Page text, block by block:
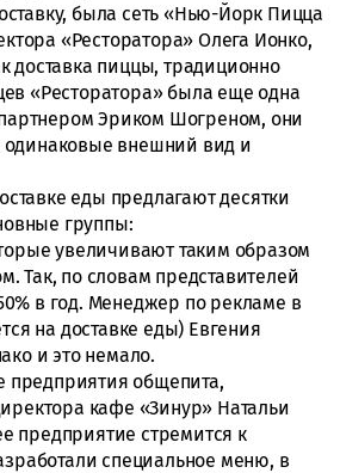
была сеть «Нью-Йорк Пицца
«Ресторатора» Олега Ионко,
доставка пиццы, традиционно
«Ресторатора» была еще одна
Эриком Шогреном, они
одинаковые внешний вид и
еды предлагают десятки
группы:
увеличивают таким образом
Так, по словам представителей
в год. Менеджер по рекламе в
на доставке еды) Евгения
и это немало.
предприятия общепита,
кафе «Зинур» Натальи
предприятие стремится к
специальное меню, в